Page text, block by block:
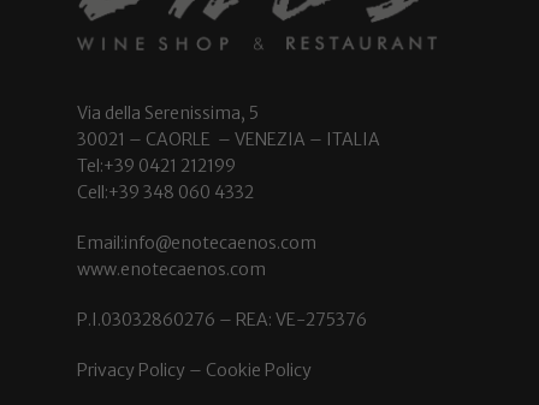
Via della Serenissima, 5
30021 – CAORLE – VENEZIA – ITALIA
Tel:+39 0421 212199
Cell:+39 348 060 4332
Email:info@enotecaenos.com
www.enotecaenos.com
P.I.03032860276 – REA: VE-275376
Privacy Policy – Cookie Policy